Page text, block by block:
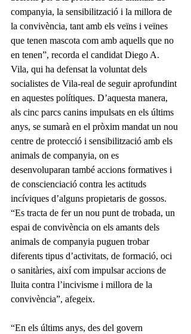
companyia, la sensibilització i la millora de
la convivència, tant amb els veïns i veïnes
que tenen mascota com amb aquells que no
en tenen”, recorda el candidat Diego A.
Vila, qui ha defensat la voluntat dels
socialistes de Vila-real de seguir aprofundint
en aquestes polítiques. D’aquesta manera,
als cinc parcs canins impulsats en els últims
anys, se sumarà en el pròxim mandat un nou
centre de protecció i sensibilització amb els
animals de companyia, on es
desenvoluparan també accions formatives i
de conscienciació contra les actituds
incíviques d’alguns propietaris de gossos.
“Es tracta de fer un nou punt de trobada, un
espai de convivència on els amants dels
animals de companyia puguen trobar
diferents tipus d’activitats, de formació, oci
o sanitàries, així com impulsar accions de
lluita contra l’incivisme i millora de la
convivència”, afegeix.
“En els últims anys, des del govern